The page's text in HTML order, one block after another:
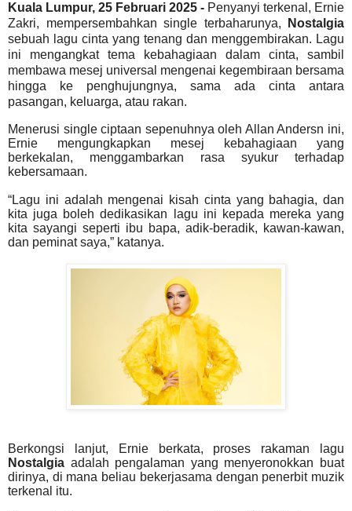
Kuala Lumpur, 25 Februari 2025 - Penyanyi terkenal, Ernie
Zakri, mempersembahkan single terbaharunya,
Nostalgia
sebuah lagu cinta yang tenang dan menggembirakan. Lagu
ini mengangkat tema kebahagiaan dalam cinta, sambil
membawa mesej universal mengenai kegembiraan bersama
hingga ke penghujungnya, sama ada cinta antara
pasangan, keluarga, atau rakan.
Menerusi single ciptaan sepenuhnya oleh Allan Andersn ini,
Ernie mengungkapkan mesej kebahagiaan yang
berkekalan, menggambarkan rasa syukur terhadap
kebersamaan.
“Lagu ini adalah mengenai kisah cinta yang bahagia, dan
kita juga boleh dedikasikan lagu ini kepada mereka yang
kita sayangi seperti ibu bapa, adik-beradik, kawan-kawan,
dan peminat saya,” katanya.
Berkongsi lanjut, Ernie berkata, proses rakaman lagu
Nostalgia adalah pengalaman yang menyeronokkan buat
dirinya, di mana beliau bekerjasama dengan penerbit muzik
terkenal itu.